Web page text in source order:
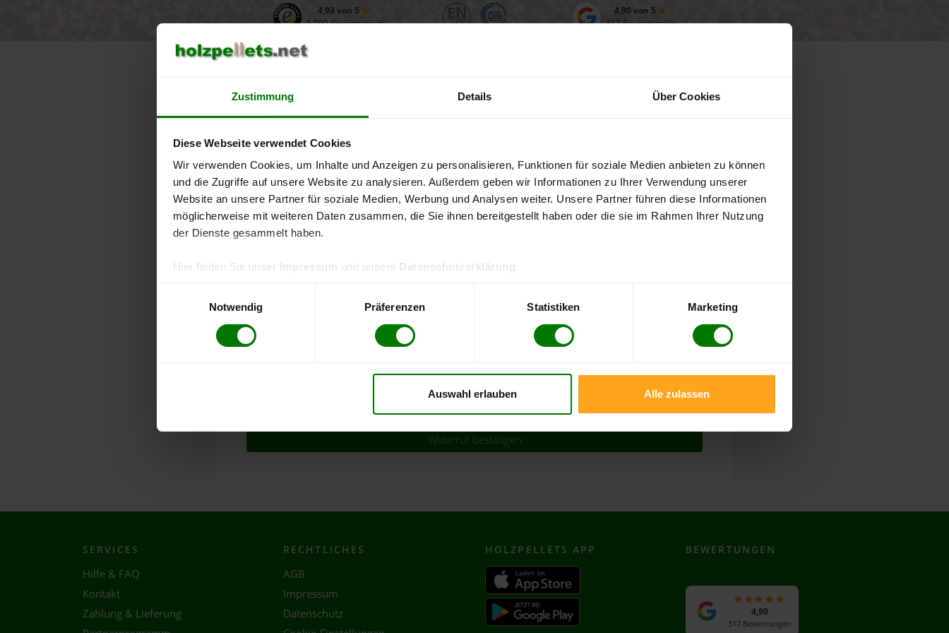
Zustimmung Details Über Cookies
Diese Webseite verwendet Cookies
Wir verwenden Cookies, um Inhalte und Anzeigen zu personalisieren, Funktionen für soziale Medien anbieten zu können
und die Zugriffe auf unsere Website zu analysieren. Außerdem geben wir Informationen zu Ihrer Verwendung unserer
Website an unsere Partner für soziale Medien, Werbung und Analysen weiter. Unsere Partner führen diese Informationen
möglicherweise mit weiteren Daten zusammen, die Sie ihnen bereitgestellt haben oder die sie im Rahmen Ihrer Nutzung
der Dienste gesammelt haben.
Hier finden Sie unser Impressum und unsere Datenschutzerklärung
Notwendig
Präferenzen Statistiken Marketing
Auswahl erlauben Alle zulassen
4,93 von 5
5.090 Bewertungen
4,90 von 5
317 Bewertungen
Vertrag widerrufen
Hier können Sie den Widerruf Ihrer Bestellung erklären. Bitte füllen Sie dafür die folgenden
Vorname *
Nachname *
Bestellnummer *
E-Mail-Adresse *
Widerruf bestätigen
SERVICES
Hilfe & FAQ
Kontakt
Zahlung & Lieferung
RECHTLICHES
AGB
Impressum
Datenschutz
HOLZPELLETS APP BEWERTUNGEN
4,90
317 Bewertungen